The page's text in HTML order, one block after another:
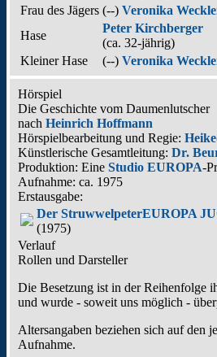
Frau des Jägers (--) Veronika
Hase
Peter Kirchberger
(ca. 32‑jährig)
Kleiner Hase
(--) Veronika
Hörspiel
Die Geschichte vom Daumenlutscher
nach Heinrich Hoffmann
Hörspielbearbeitung und Regie:
Künstlerische Gesamtleitung: Dr.
Produktion: Eine Studio EUROPA-
Aufnahme: ca. 1975
Erstausgabe:
Der StruwwelpeterEUROPA
(1975)
Verlauf
Rollen und Darsteller
Die Besetzung ist in derReihenfolge
und wurde - soweit uns möglich -
Altersangaben beziehen sich auf den
Aufnahme.